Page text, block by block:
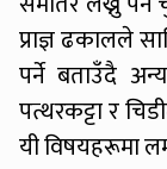
प्राज्ञ ढकालले
पर्ने बताउँदै
पत्थरकट्टा र
यी विषयहरूमा